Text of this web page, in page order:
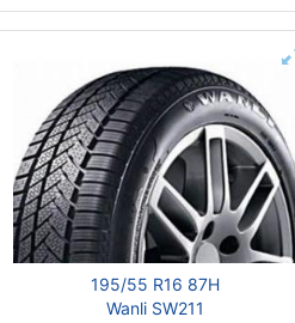
195/55 R16 87H
Wanli SW211